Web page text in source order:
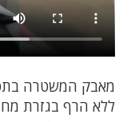
מאבק המשטרה
ללא הרף בגזרת